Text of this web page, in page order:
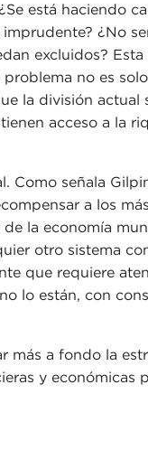
está haciendo
¿No
excluidos?
problema no es
la división actual
acceso a la
señala
a los
la economía
otro sistema
que requiere
lo están, con
más a fondo la
y económicas